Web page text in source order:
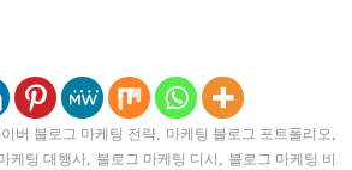
버 블로그 마케팅 전략, 마케팅 블로그 포트폴리오
케팅 대행사, 블로그 마케팅 디시
블로그 마케팅 비